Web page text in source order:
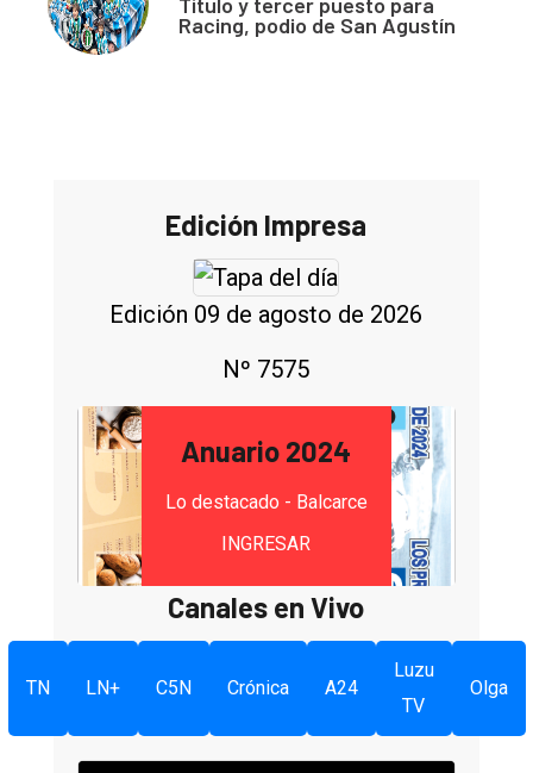
Racing, podio de San Agustín
Edición Impresa
Edición 09 de agosto de 2026
Nº 7575
Anuario 2024
Lo destacado - Balcarce
INGRESAR
Canales en Vivo
TN LN+ C5N Crónica A24
Luzu
TV
Olga